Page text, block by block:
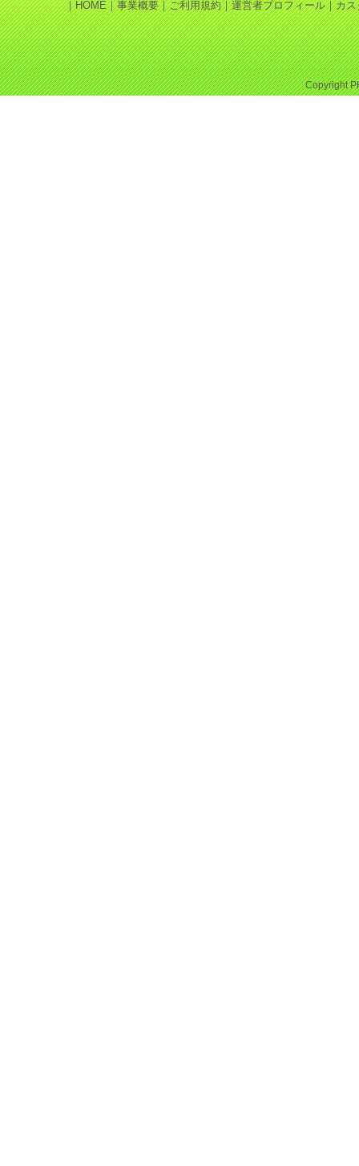
｜HOME｜事業概要｜ご利用規約｜運営者プロフィール｜カス
Copyright